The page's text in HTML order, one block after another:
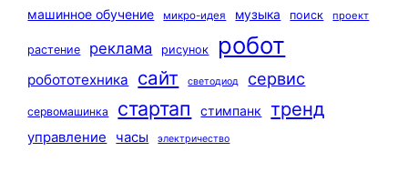
машинное обучение
микро-идея музыка поиск проект
растение реклама рисунок робот
робототехника сайт светодиод сервис
сервомашинка стартап стимпанк тренд
управление часы электричество